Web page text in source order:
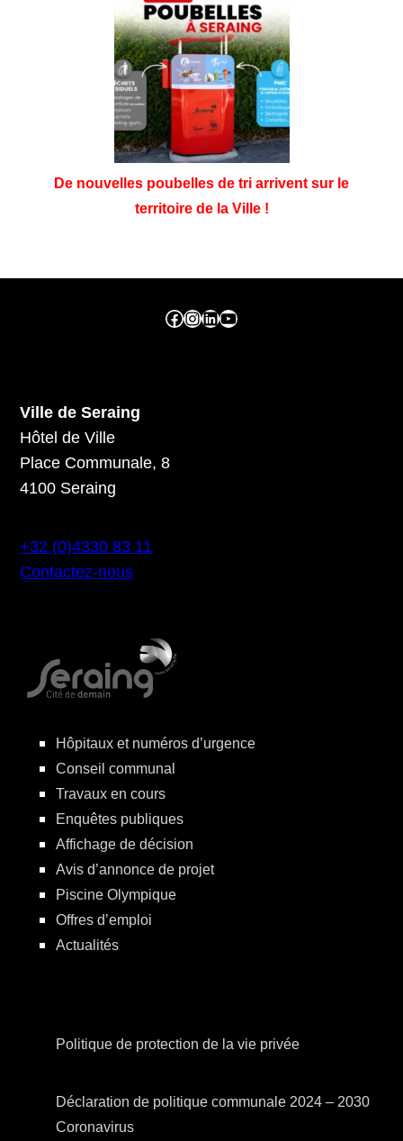
De nouvelles poubelles de tri arrivent sur le
territoire de la Ville !
Facebook ville de seraing Instragram ville de seraing linkedin – ville de seraing YouTube
Ville de Seraing
Hôtel de Ville
Place Communale, 8
4100 Seraing
+32 (0)4330 83 11
Contactez-nous
Hôpitaux et numéros d’urgence
Conseil communal
Travaux en cours
Enquêtes publiques
Affichage de décision
Avis d’annonce de projet
Piscine Olympique
Offres d’emploi
Actualités
Politique de protection de la vie privée
Déclaration de politique communale 2024 – 2030
Coronavirus